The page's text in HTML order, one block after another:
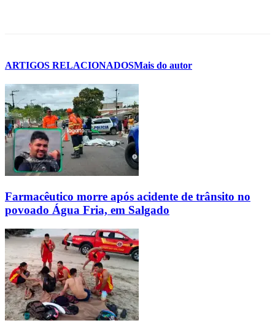
ARTIGOS RELACIONADOSMais do autor
Farmacêutico morre após acidente de trânsito no
povoado Água Fria, em Salgado